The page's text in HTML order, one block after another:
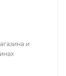
и